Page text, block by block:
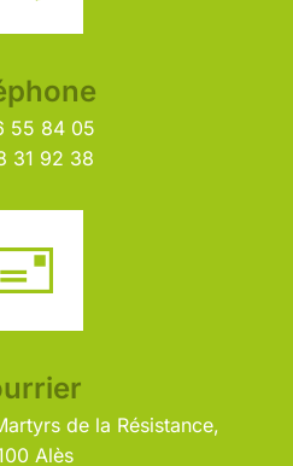
55 84 05
31 92 38
de la Résistance,
Alès